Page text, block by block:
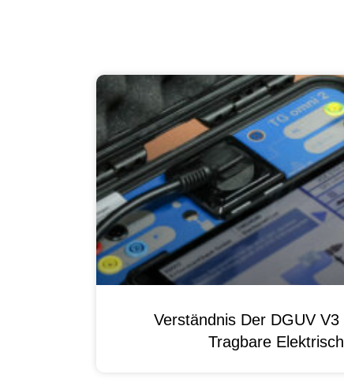
Verständnis Der DGUV
Tragbare